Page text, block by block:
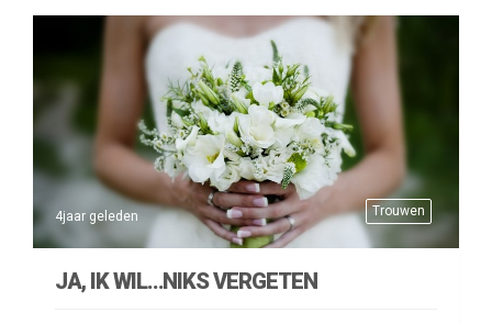
Trouwen
4jaar geleden
JA, IK WIL…NIKS VERGETEN